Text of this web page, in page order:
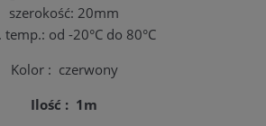
szerokość: 20mm
temp.: od -20°C do 80°C
Kolor : czerwony
Ilość : 1m